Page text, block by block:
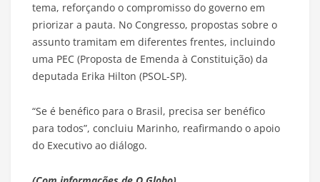
tema, reforçando o compromisso do governo em
priorizar a pauta. No Congresso, propostas sobre o
assunto tramitam em diferentes frentes, incluindo
uma PEC (Proposta de Emenda à Constituição) da
deputada Erika Hilton (PSOL-SP).
“Se é benéfico para o Brasil, precisa ser benéfico
para todos”, concluiu Marinho, reafirmando o apoio
do Executivo ao diálogo.